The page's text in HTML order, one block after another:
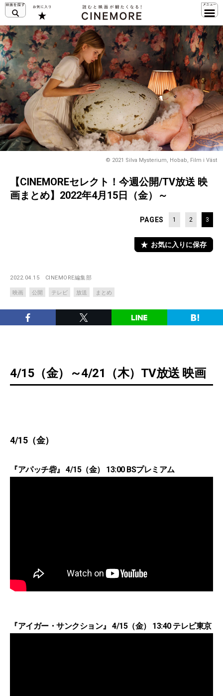
© 2021 Silva Mysterium, Hobab, Film i Väst
【CINEMOREセレクト！今週公開/TV放送 映
画まとめ】2022年4月15日（金）～
PAGES 1 2 3
お気に入りに保存
2022.04.15 CINEMORE編集部
映画 公開 テレビ 放送 まとめ
4/15（金）～4/21（木）TV放送 映画
4/15（金）
『アパッチ砦』 4/15（金） 13:00 BSプレミアム
『アイガー・サンクション』 4/15（金） 13:40 テレビ東京